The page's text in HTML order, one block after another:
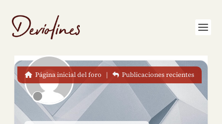
Página inicial del foro | Publicaciones recientes